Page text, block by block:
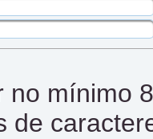
no mínimo
de